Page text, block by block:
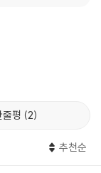
과 사회에 유익한
머크(Merck)는 이
페니실린을 약품으
사실로 유명하다.
이윤을 위한 게 아니
있다. 우리가 이것
을 더 잘 기억할수록,
례를 준 적이 있는데,
서에 그의 지성과
습, 사회봉사, 인생
수를 보낸다. 이래
줄평 2
추천순